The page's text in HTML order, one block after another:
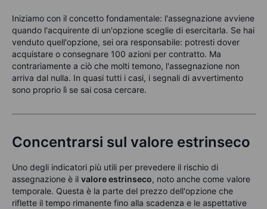
Iniziamo con il concetto fondamentale: l'assegnazione avviene
quando l'acquirente di un'opzione sceglie di esercitarla. Se hai
venduto quell'opzione, sei ora responsabile: potresti dover
acquistare o consegnare 100 azioni per contratto. Ma
contrariamente a ciò che molti temono, l'assegnazione non
arriva dal nulla. In quasi tutti i casi, i segnali di avvertimento
sono proprio lì se sai cosa cercare.
Concentrarsi sul valore estrinseco
Uno degli indicatori più utili per prevedere il rischio di
assegnazione è il valore estrinseco, noto anche come valore
temporale. Questa è la parte del prezzo dell'opzione che
riflette il tempo rimanente fino alla scadenza e le aspettative